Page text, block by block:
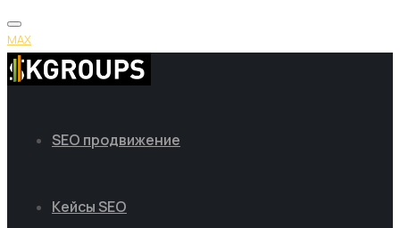
MAX
SEO продвижение
Кейсы SEO